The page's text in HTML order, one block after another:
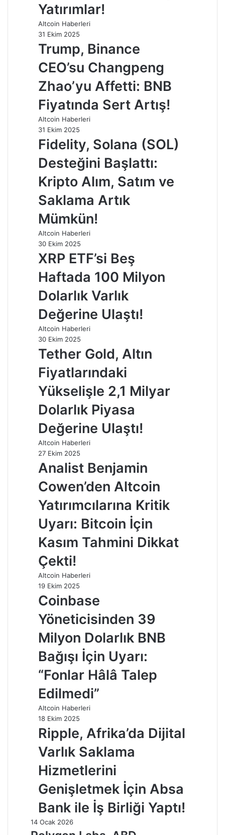
Yatırımlar!
Altcoin Haberleri
31 Ekim 2025
Trump, Binance
CEO’su Changpeng
Zhao’yu Affetti: BNB
Fiyatında Sert Artış!
Altcoin Haberleri
31 Ekim 2025
Fidelity, Solana (SOL)
Desteğini Başlattı:
Kripto Alım, Satım ve
Saklama Artık
Mümkün!
Altcoin Haberleri
30 Ekim 2025
XRP ETF’si Beş
Haftada 100 Milyon
Dolarlık Varlık
Değerine Ulaştı!
Altcoin Haberleri
30 Ekim 2025
Tether Gold, Altın
Fiyatlarındaki
Yükselişle 2,1 Milyar
Dolarlık Piyasa
Değerine Ulaştı!
Altcoin Haberleri
27 Ekim 2025
Analist Benjamin
Cowen’den Altcoin
Yatırımcılarına Kritik
Uyarı: Bitcoin İçin
Kasım Tahmini Dikkat
Çekti!
Altcoin Haberleri
19 Ekim 2025
Coinbase
Yöneticisinden 39
Milyon Dolarlık BNB
Bağışı İçin Uyarı:
“Fonlar Hâlâ Talep
Edilmedi”
Altcoin Haberleri
18 Ekim 2025
Ripple, Afrika’da Dijital
Varlık Saklama
Hizmetlerini
Genişletmek İçin Absa
Bank ile İş Birliği Yaptı!
14 Ocak 2026